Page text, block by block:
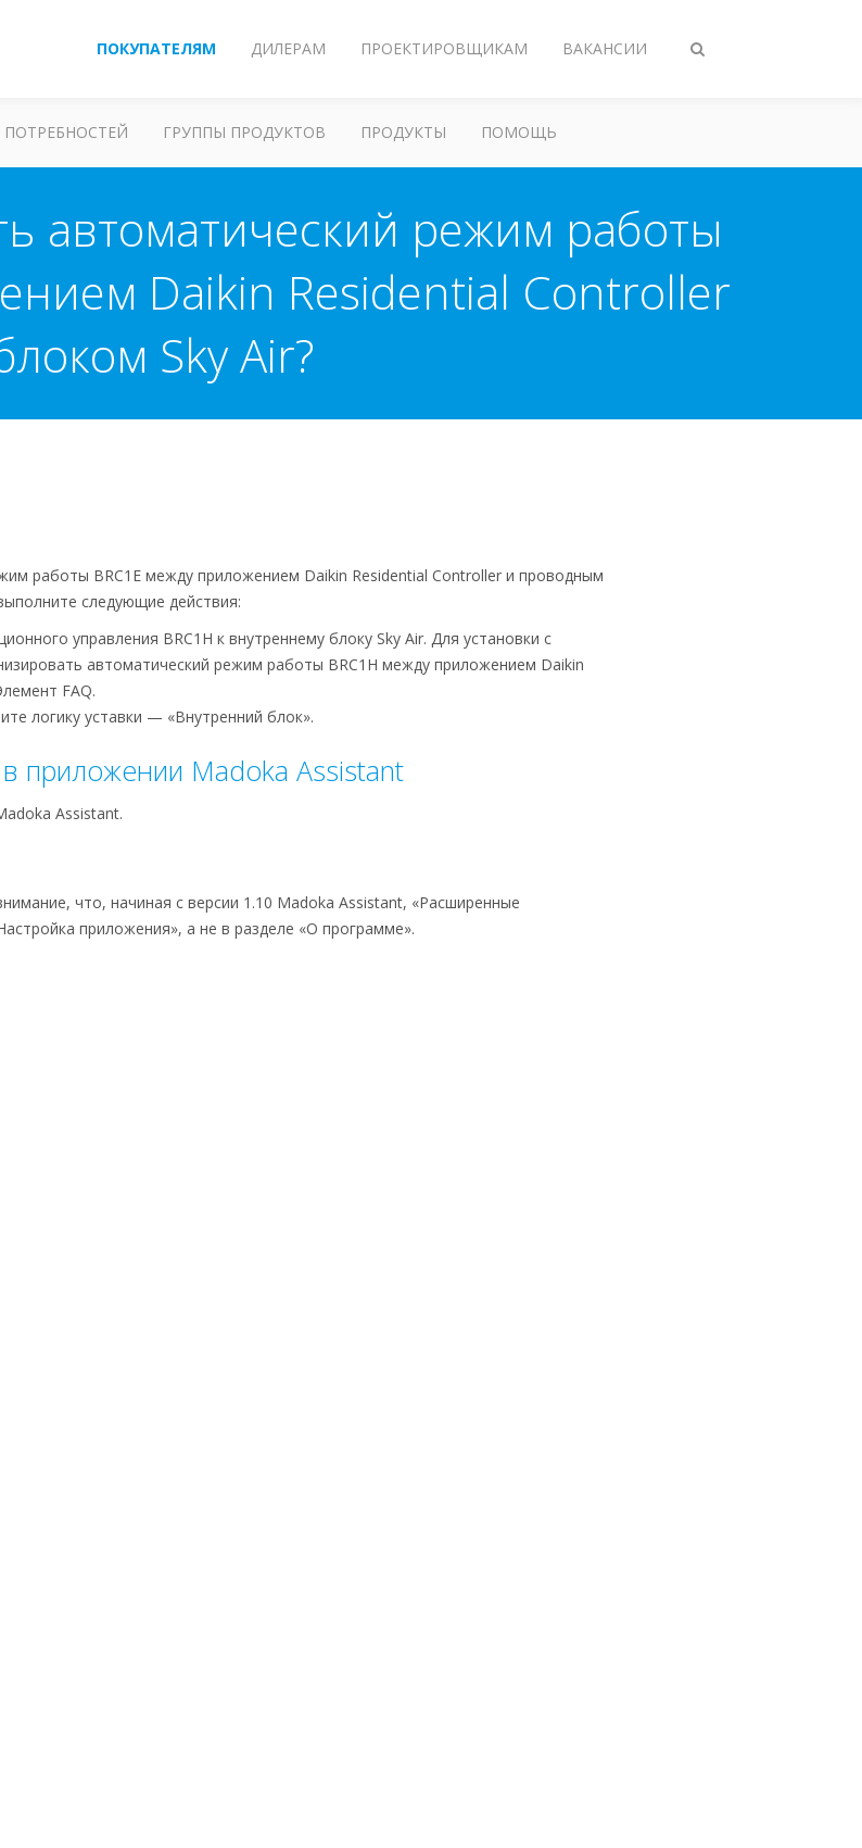
Переключить
ПОКУПАТЕЛЯМ ДИЛЕРАМ ПРОЕКТИРОВЩИКАМ ВАКАНСИИ
ГРУППЫ ПРОДУКТОВ ПРОДУКТЫ ПОМОЩЬ
автоматический режим работы
Daikin Residential Controller
Sky Air?
работы BRC1E между приложением Daikin Residential Controller и проводным
следующие действия:
управления BRC1H к внутреннему блоку Sky Air. Для установки с
автоматический режим работы BRC1H между приложением Daikin
FAQ.
логику уставки — «Внутренний блок».
приложении Madoka Assistant
Assistant.
что, начиная с версии 1.10 Madoka Assistant, «Расширенные
приложения», а не в разделе «О программе».